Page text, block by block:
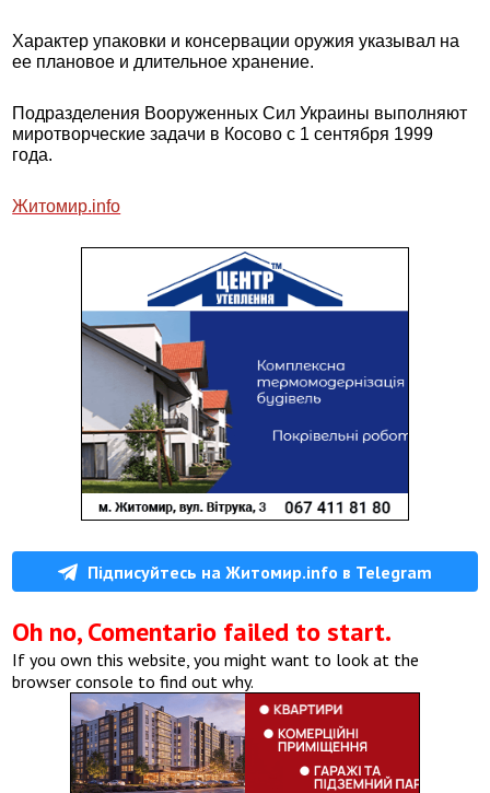
Характер упаковки и консервации оружия указывал на
ее плановое и длительное хранение.
Подразделения Вооруженных Сил Украины выполняют
миротворческие задачи в Косово с 1 сентября 1999
года.
Житомир.info
Підписуйтесь на Житомир.info в Telegram
Oh no, Comentario failed to start.
If you own this website, you might want to look at the
browser console to find out why.